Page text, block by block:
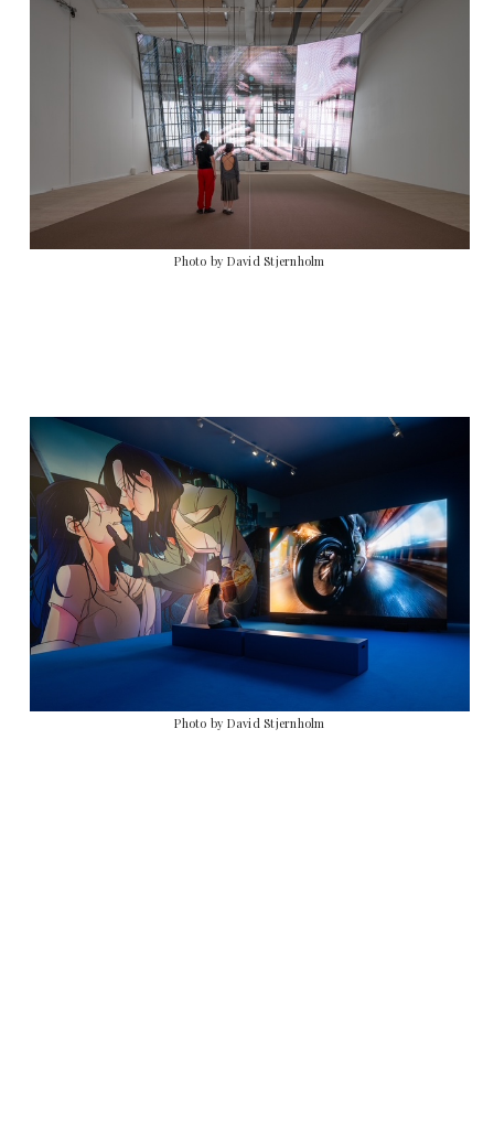
Photo by David Stjernholm
Photo by David Stjernholm